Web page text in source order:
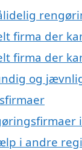
firma der
firma der
og
i andre